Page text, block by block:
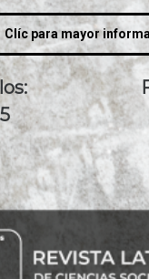
Clíc para mayor